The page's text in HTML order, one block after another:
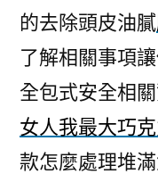
的去除頭皮油膩
了解相關事項
全包式安全相
女人我最大巧
款怎麼處理堆